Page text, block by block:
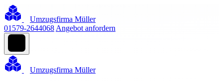
Umzugsfirma Müller
01579-2644068 Angebot anfordern
Umzugsfirma Müller